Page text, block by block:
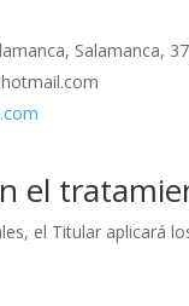
Salamanca,
el
el Titular aplicará